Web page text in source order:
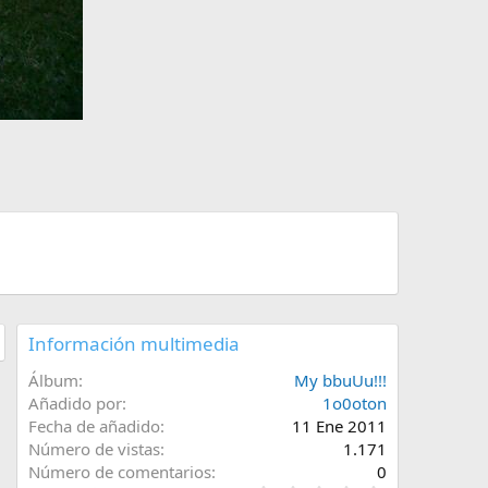
Información multimedia
Álbum
My bbuUu!!!
Añadido por
1o0oton
Fecha de añadido
11 Ene 2011
Número de vistas
1.171
Número de comentarios
0